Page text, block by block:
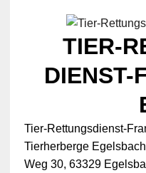
TIER-
DIENST-
Tier-Rettungsdienst-
Tierherberge
Weg 30, 63329